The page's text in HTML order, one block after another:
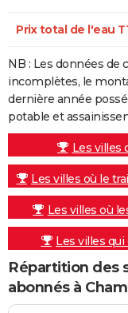
Prix total de l'eau
NB : Les données
incomplètes, le
dernière année
potable et
Les villes
Les villes où le
Les villes où
Les villes
Répartition des
abonnés à